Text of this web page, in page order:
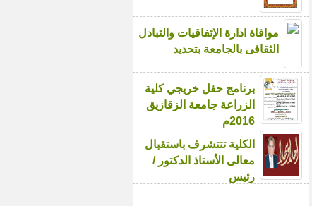
موافاة ادارة الإتفاقيات والتبادل
الثقافى بالجامعة بتحديد
برنامج حفل خريجي كلية
الزراعة جامعة الزقازيق
2016م
الكلية تتتشرف باستقبال
معالى الأستاذ الدكتور /
رئيس